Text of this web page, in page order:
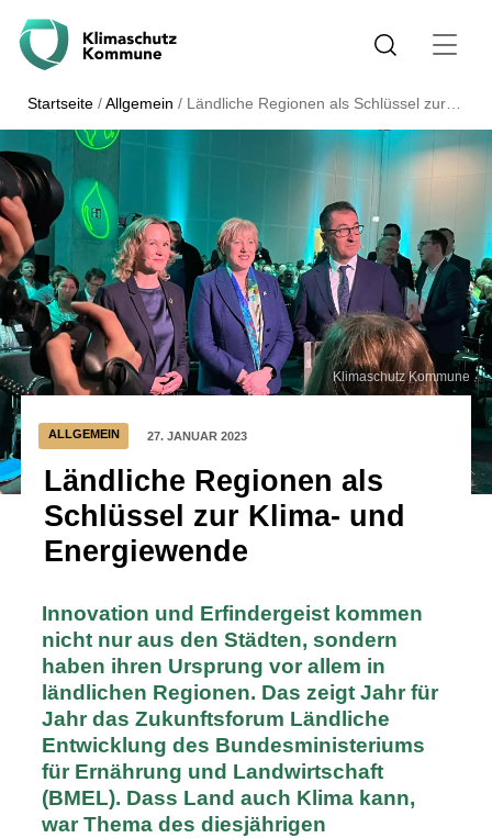
Startseite /Allgemein / Ländliche Regionen als Schlüssel zur Klima- und Energiewende
Klimaschutz Kommune
ALLGEMEIN 27. JANUAR 2023
Ländliche Regionen als
Schlüssel zur Klima- und
Energiewende
Innovation und Erfindergeist kommen
nicht nur aus den Städten, sondern
haben ihren Ursprung vor allem in
ländlichen Regionen. Das zeigt Jahr für
Jahr das Zukunftsforum Ländliche
Entwicklung des Bundesministeriums
für Ernährung und Landwirtschaft
(BMEL). Dass Land auch Klima kann,
war Thema des diesjährigen